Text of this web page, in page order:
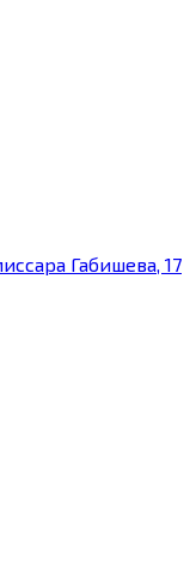
Габишева, 17